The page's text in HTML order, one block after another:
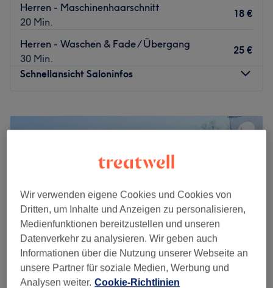
Herren - Maschinenhaarschnitt
20 Min.
18 €
Herren - Waschen & Fade / Übergang
30 Min.
25 €
Schnellansicht Saloninfos
10:00 – 19:00
Sonntag
Geschlossen
Bringen dich deine Haare langsam zur Verzweiflung oder
hast du einfach mal Lust auf eine Veränderung? Bei
Cutstory in Bremen bist du dafür genau an der richtigen
Adresse. Ob Olaplex-Behandlung oder stylischer
Haarschnitt. Hier bleibt kein Wunsch offen.
Wir verwenden eigene Cookies und Cookies von
Dritten, um Inhalte und Anzeigen zu personalisieren,
Medienfunktionen bereitzustellen und unseren
Datenverkehr zu analysieren. Wir geben auch
Informationen über die Nutzung unserer Webseite an
unsere Partner für soziale Medien, Werbung und
Analysen weiter. Cookie-Richtlinien